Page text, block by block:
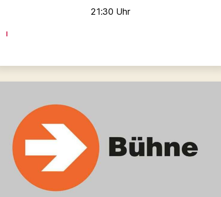
21:30 Uhr